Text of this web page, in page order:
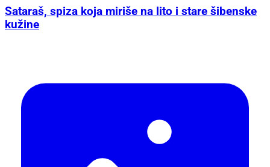
Sataraš, spiza koja miriše na lito i stare šibenske
kužine